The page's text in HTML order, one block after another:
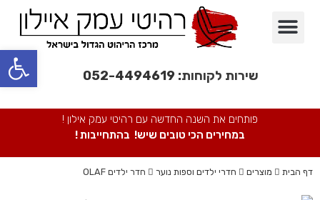
שירות לקוחות: 052-4494619
פותחים את השנה החדשה עם רהיטי עמק אילון !
במחירים הכי טובים שיש! בהתחייבות !
דף הבית מוצרים חדרי ילדים וספות נוער חדר ילדים OLAF
פתח סרגל נגישות